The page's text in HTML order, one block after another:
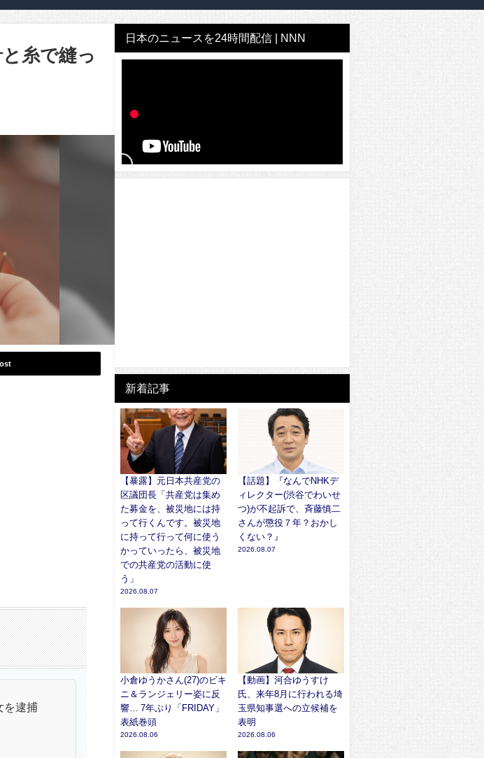
糸で縫っ
を逮捕
日本のニュースを24時間配信 | NNN
新着記事
【暴露】元日本共産党の
区議団長「共産党は集め
た募金を、被災地には持
って行くんです。被災地
に持って行って何に使う
かっていったら、被災地
での共産党の活動に使
う」
2026.08.07
【話題】『なんでNHKデ
ィレクター(渋谷でわいせ
つ)が不起訴で、斉藤慎二
さんが懲役７年？おかし
くない？』
2026.08.07
小倉ゆうかさん(27)のビキ
ニ＆ランジェリー姿に反
響… 7年ぶり「FRIDAY」
表紙巻頭
2026.08.06
【動画】河合ゆうすけ
氏、来年8月に行われる埼
玉県知事選への立候補を
表明
2026.08.06